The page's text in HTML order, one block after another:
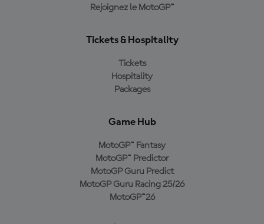
Rejoignez le MotoGP™
Tickets & Hospitality
Tickets
Hospitality
Packages
Game Hub
MotoGP™ Fantasy
MotoGP™ Predictor
MotoGP Guru Predict
MotoGP Guru Racing 25/26
MotoGP™26